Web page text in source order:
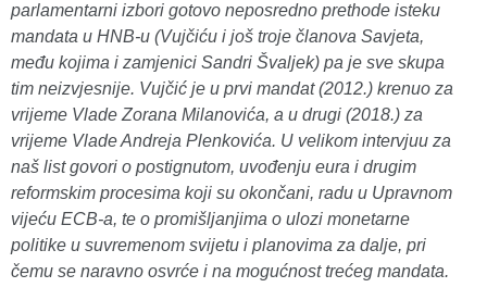
parlamentarni izbori gotovo neposredno prethode isteku
mandata u HNB-u (Vujčiću i još troje članova Savjeta,
među kojima i zamjenici Sandri Švaljek) pa je sve skupa
tim neizvjesnije. Vujčić je u prvi mandat (2012.) krenuo za
vrijeme Vlade Zorana Milanovića, a u drugi (2018.) za
vrijeme Vlade Andreja Plenkovića. U velikom intervjuu za
naš list govori o postignutom, uvođenju eura i drugim
reformskim procesima koji su okončani, radu u Upravnom
vijeću ECB-a, te o promišljanjima o ulozi monetarne
politike u suvremenom svijetu i planovima za dalje, pri
čemu se naravno osvrće i na mogućnost trećeg mandata.